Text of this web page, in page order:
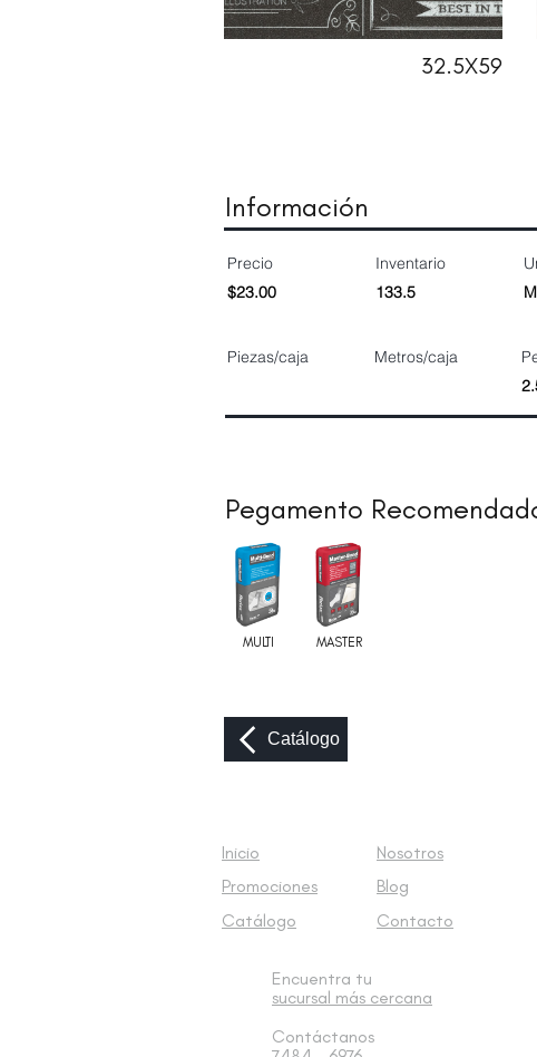
32.5X59
Información
Precio Inventario
$23.00
133.5
Piezas/caja Metros/caja
Pegamento
MULTI MASTER
Catálogo
Inicio
Nosotros
Promociones
Blog
Catálogo
Contacto
Encuentra tu
sucursal más cercana
Contáctanos